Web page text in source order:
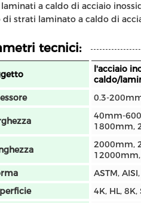
a caldo di acciaio
di strati laminato a caldo di
tecnici:
l'acciaio
caldo/
0.3-
40mm-
1800mm,
2000mm,
ASTM,
4K, HL, 8K,